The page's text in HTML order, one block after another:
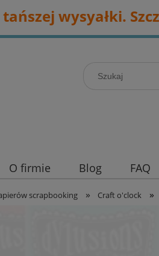
wysyałki.
O firmie Blog FAQ
scrapbooking » Craft o'clock »